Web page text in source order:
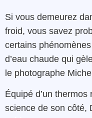
Si vous demeurez
froid, vous savez
certains
d’eau chaude qui
le photographe
Équipé d’un
science de son côté,